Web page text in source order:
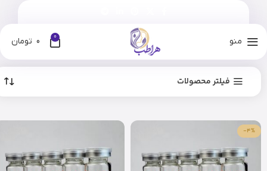
منو 0
0 تومان
فیلتر محصولات
-4%